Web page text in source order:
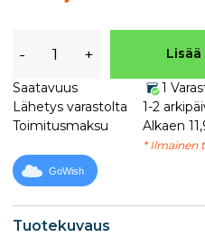
Tuotekuvaus
- +
Saatavuus
1
Lähetys varastolta
1-2
Toimitusmaksu
Alkaen
* Ilmainen
GoWish